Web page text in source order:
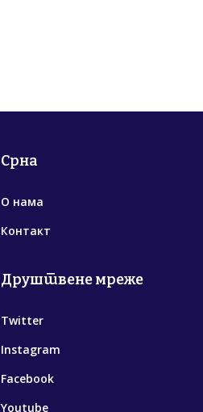
Срна
О нама
Контакт
Друштвене мреже
Twitter
Instagram
Facebook
Youtube